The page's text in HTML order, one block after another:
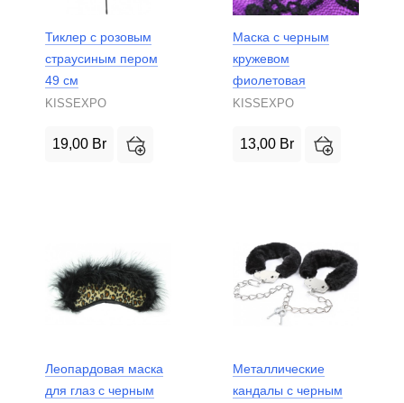
Тиклер с розовым
страусиным пером
49 см
KISSEXPO
19,00 Br
Маска с черным
кружевом
фиолетовая
KISSEXPO
13,00 Br
Леопардовая маска
для глаз с черным
Металлические
кандалы с черным